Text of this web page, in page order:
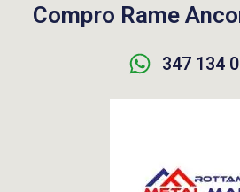
Compro Rame
347 134